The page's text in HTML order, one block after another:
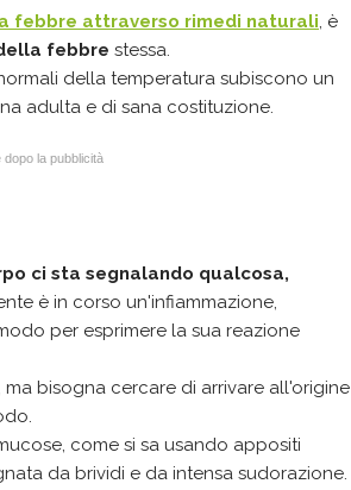
febbre attraverso rimedi naturali, è
febbre stessa.
della temperatura subiscono un
adulta e di sana costituzione.
la pubblicità
ci sta segnalando qualcosa,
è in corso un'infiammazione,
per esprimere la sua reazione
bisogna cercare di arrivare all'origine
come si sa usando appositi
da brividi e da intensa sudorazione.